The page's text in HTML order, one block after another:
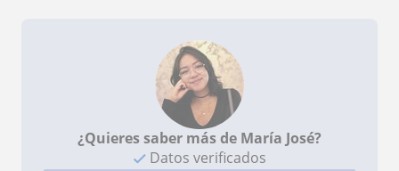
¿Quieres saber más de María José?
Datos verificados